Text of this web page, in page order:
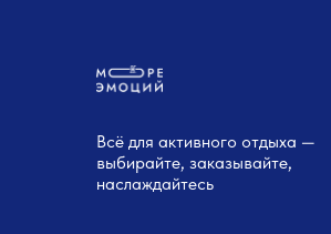
Всё для активного отдыха —
выбирайте, заказывайте,
наслаждайтесь